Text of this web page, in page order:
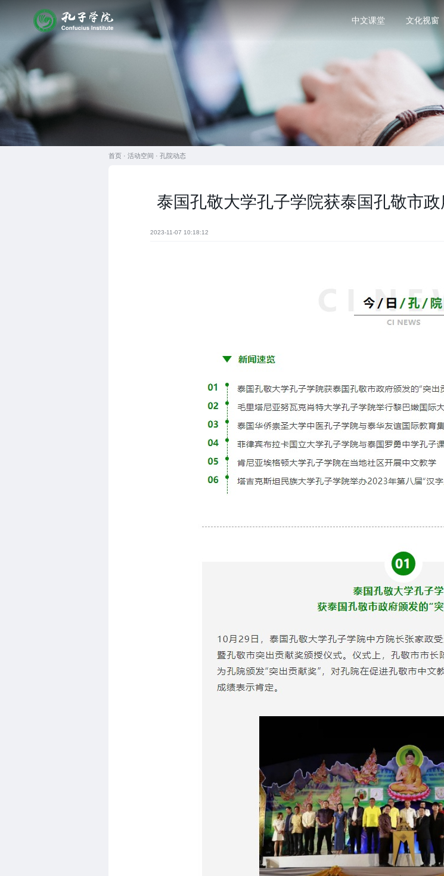
中文课堂 文化视窗
首页 · 活动空间 · 孔院动态
泰国孔敬大学孔子学院获泰国孔敬市政
2023-11-07 10:18:12